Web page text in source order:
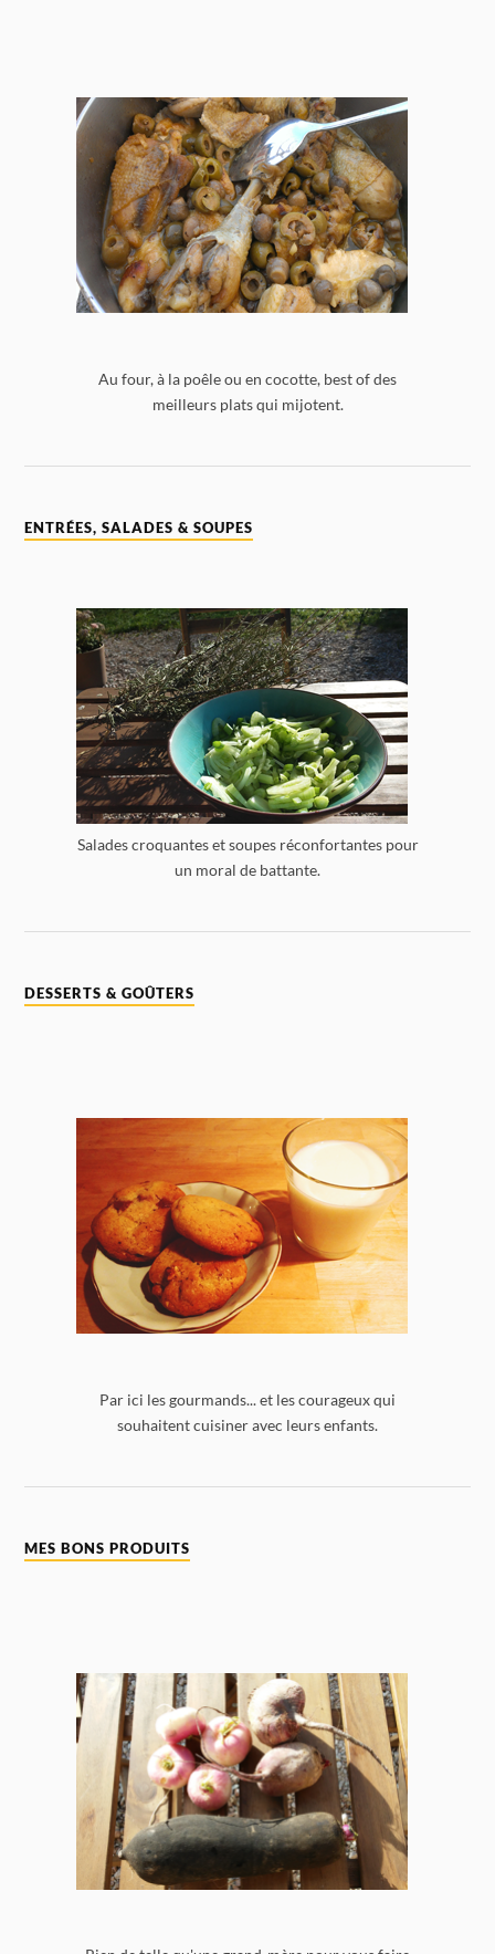
Au four, à la poêle ou en cocotte, best of des
meilleurs plats qui mijotent.
ENTRÉES, SALADES & SOUPES
Salades croquantes et soupes réconfortantes pour
un moral de battante.
DESSERTS & GOÛTERS
Par ici les gourmands... et les courageux qui
souhaitent cuisiner avec leurs enfants.
MES BONS PRODUITS